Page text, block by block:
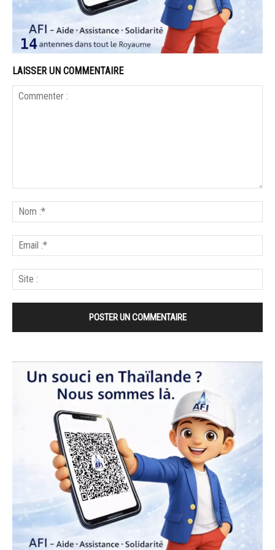
LAISSER UN COMMENTAIRE